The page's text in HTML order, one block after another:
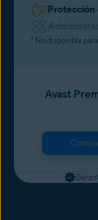
Protección
* No disponible
Avast